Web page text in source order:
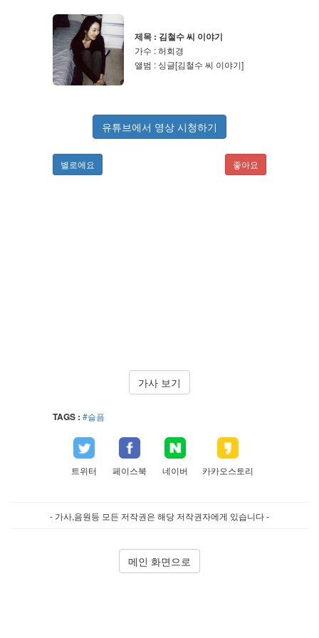
제목 : 김철수 씨 이야기
가수 : 허회경
앨범 : 싱글[김철수 씨 이야기]
유튜브에서 영상 시청하기
별로에요 좋아요
가사 보기
TAGS : #슬픔
트위터 페이스북 네이버 카카오스토리
- 가사,음원등 모든 저작권은 해당 저작권자에게 있습니다 -
메인 화면으로